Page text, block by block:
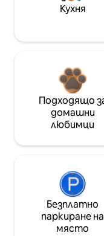
Кухня
Подходящо
домашни
любимци
Безплатно
паркиране на
място